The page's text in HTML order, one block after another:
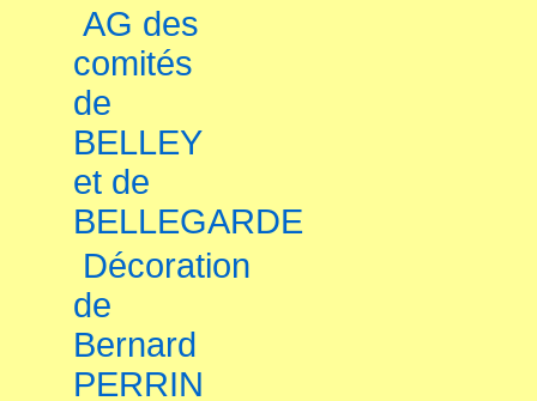
AG des
comités
de
BELLEY
et de
BELLEGARDE
Décoration
de
Bernard
PERRIN